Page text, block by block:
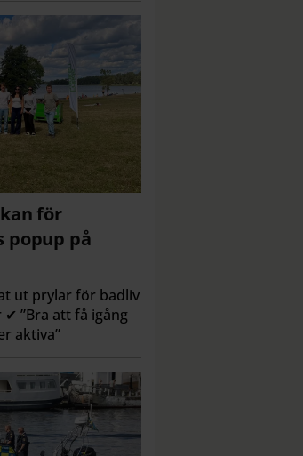
för
popup på
ut prylar för badliv
”Bra att få igång
aktiva”